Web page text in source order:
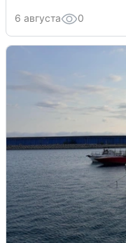
6 августа 0